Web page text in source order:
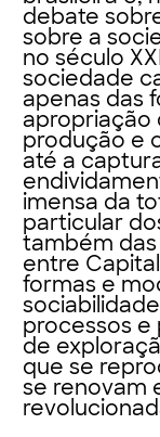
debate
sobre a
no século
sociedade
apenas das
apropriação
produção e
até a
imensa da
particular
também
entre
formas e
processos e
de
que se
se renovam